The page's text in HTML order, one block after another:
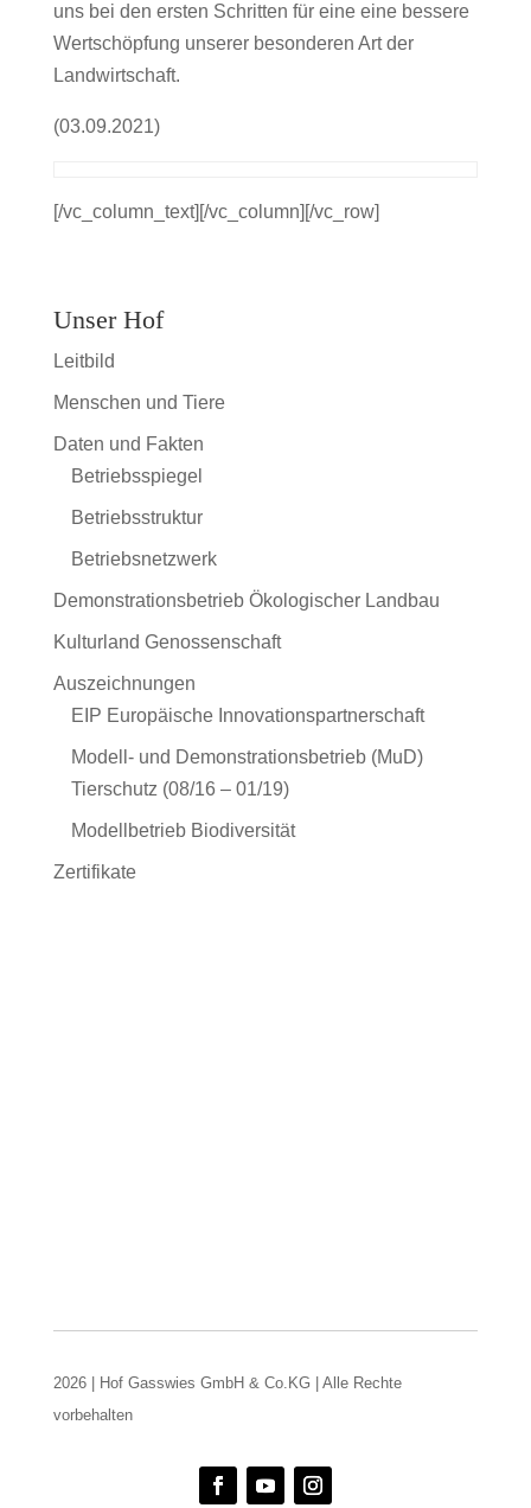
uns bei den ersten Schritten für eine eine bessere
Wertschöpfung unserer besonderen Art der
Landwirtschaft.
(03.09.2021)
[/vc_column_text][/vc_column][/vc_row]
Unser Hof
Leitbild
Menschen und Tiere
Daten und Fakten
Betriebsspiegel
Betriebsstruktur
Betriebsnetzwerk
Demonstrationsbetrieb Ökologischer Landbau
Kulturland Genossenschaft
Auszeichnungen
EIP Europäische Innovationspartnerschaft
Modell- und Demonstrationsbetrieb (MuD)
Tierschutz (08/16 – 01/19)
Modellbetrieb Biodiversität
Zertifikate
2026 | Hof Gasswies GmbH & Co.KG | Alle Rechte
vorbehalten